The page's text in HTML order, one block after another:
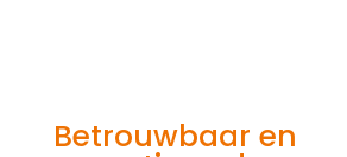
Betrouwbaar en